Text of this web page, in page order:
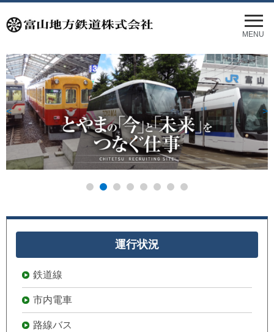
メ
ニ
ュ
ー
を
開
く
MENU
< >
運行状況
鉄道線
市内電車
路線バス